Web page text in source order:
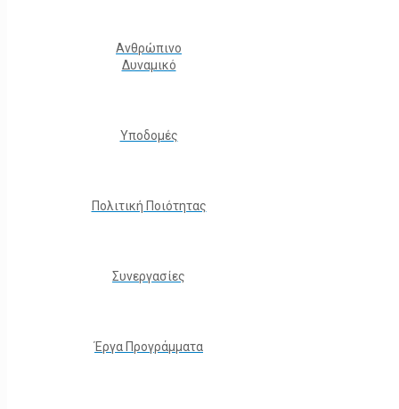
Ανθρώπινο
Δυναμικό
Υποδομές
Πολιτική Ποιότητας
Συνεργασίες
Έργα Προγράμματα